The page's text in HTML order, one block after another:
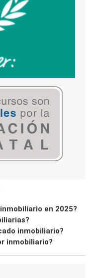
en 2025?
inmobiliario?
inmobiliario?